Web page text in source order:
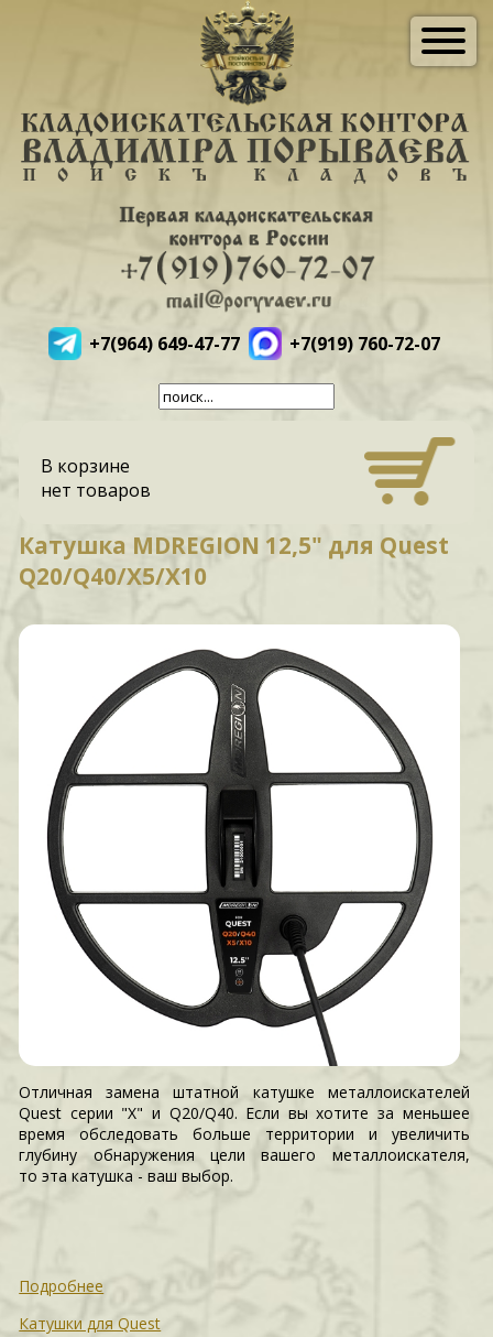
+7(964) 649-47-77 +7(919) 760-72-07
В корзине
нет товаров
Катушка MDREGION 12,5" для Quest
Q20/Q40/X5/X10
Отличная замена штатной катушке металлоискателей
Quest серии "X" и Q20/Q40. Если вы хотите за меньшее
время обследовать больше территории и увеличить
глубину обнаружения цели вашего металлоискателя,
то эта катушка - ваш выбор.
Подробнее
Катушки для Quest